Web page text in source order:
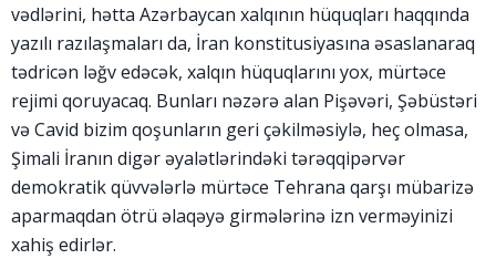
vədlərini, hətta Azərbaycan xalqının hüquqları haqqında
yazılı razılaşmaları da, İran konstitusiyasına əsaslanaraq
tədricən ləğv edəcək, xalqın hüquqlarını yox, mürtəce
rejimi qoruyacaq. Bunları nəzərə alan Pişəvəri, Şəbüstəri
və Cavid bizim qoşunların geri çəkilməsiylə, heç olmasa,
Şimali İranın digər əyalətlərindəki tərəqqipərvər
demokratik qüvvələrlə mürtəce Tehrana qarşı mübarizə
aparmaqdan ötrü əlaqəyə girmələrinə izn verməyinizi
xahiş edirlər.